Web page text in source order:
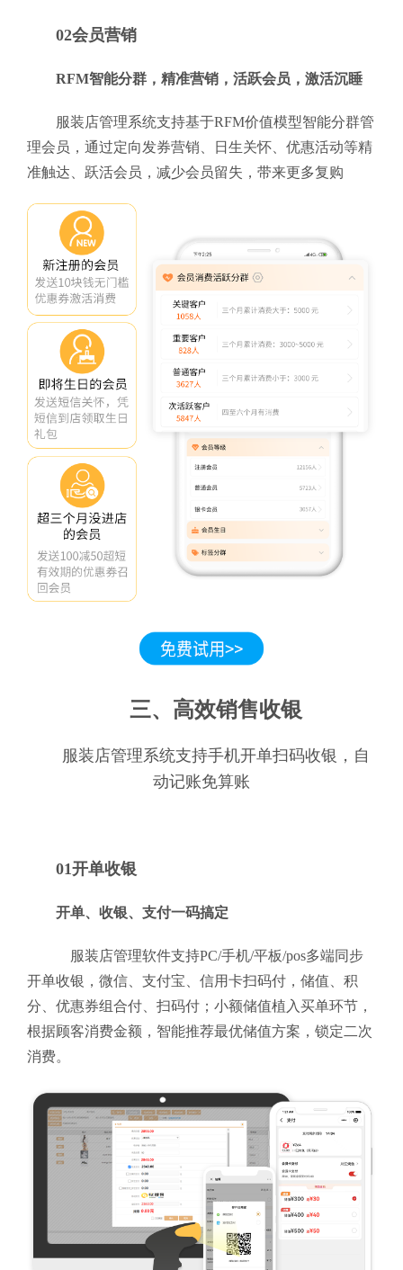
02会员营销
RFM智能分群，精准营销，活跃会员，激活沉睡
服装店管理系统支持基于RFM价值模型智能分群管
理会员，通过定向发券营销、日生关怀、优惠活动等精
准触达、跃活会员，减少会员留失，带来更多复购
三、高效销售收银
服装店管理系统支持手机开单扫码收银，自
动记账免算账
01开单收银
开单、收银、支付一码搞定
服装店管理软件支持PC/手机/平板/pos多端同步
开单收银，微信、支付宝、信用卡扫码付，储值、积
分、优惠券组合付、扫码付；小额储值植入买单环节，
根据顾客消费金额，智能推荐最优储值方案，锁定二次
消费。